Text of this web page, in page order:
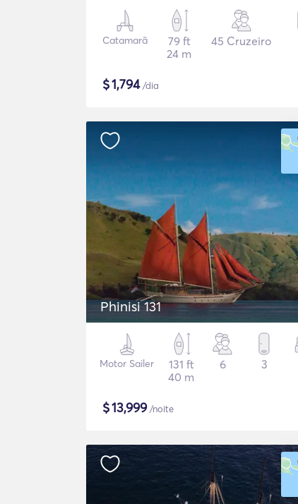
Catamarã
79 ft
24 m
45 Cruzeiro
$1,794/dia
Phinisi 131
Motor Sailer
131 ft
40 m
6 3
$13,999/noite